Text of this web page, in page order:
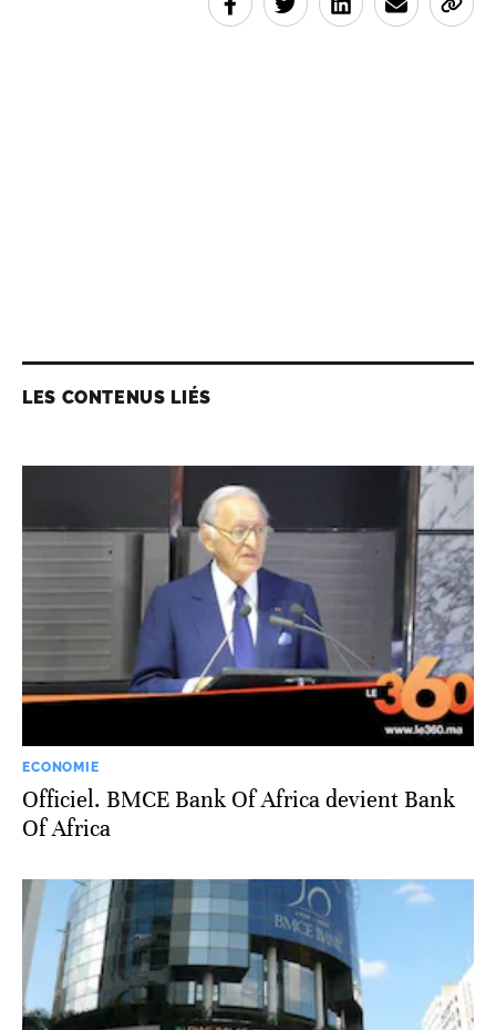
LES CONTENUS LIÉS
ECONOMIE
Officiel. BMCE Bank Of Africa devient Bank
Of Africa